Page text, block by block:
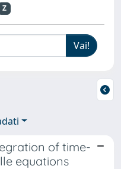
Z
of time-
equations